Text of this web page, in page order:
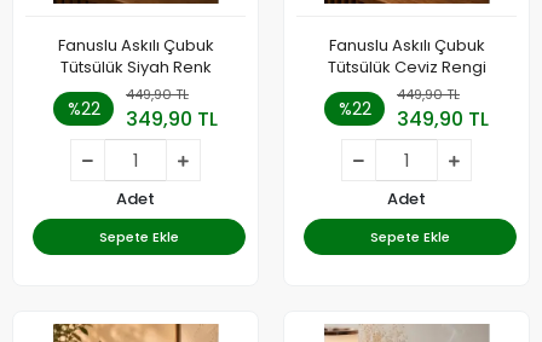
Fanuslu Askılı Çubuk
Tütsülük Siyah Renk
%22
449,90 TL
349,90 TL
Adet
Sepete Ekle
Fanuslu Askılı Çubuk
Tütsülük Ceviz Rengi
%22
449,90 TL
349,90 TL
Adet
Sepete Ekle